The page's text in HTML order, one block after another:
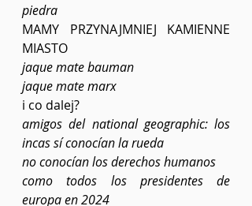
piedra
MAMY PRZYNAJMNIEJ KAMIENNE
MIASTO
jaque mate bauman
jaque mate marx
i co dalej?
amigos del national geographic: los
incas sí conocían la rueda
no conocían los derechos humanos
como todos los presidentes de
europa en 2024